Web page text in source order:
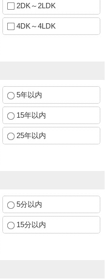
2DK～2LDK
4DK～4LDK
5年以内
15年以内
25年以内
5分以内
15分以内